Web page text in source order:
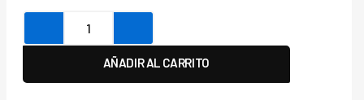
AÑADIR AL CARRITO